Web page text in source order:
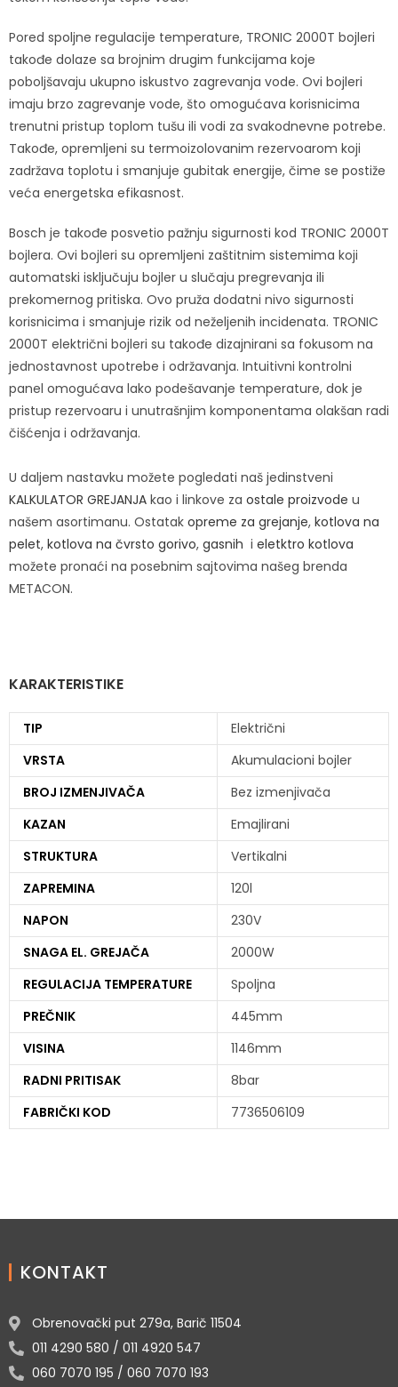
Pored spoljne regulacije temperature, TRONIC 2000T bojleri
takođe dolaze sa brojnim drugim funkcijama koje
poboljšavaju ukupno iskustvo zagrevanja vode. Ovi bojleri
imaju brzo zagrevanje vode, što omogućava korisnicima
trenutni pristup toplom tušu ili vodi za svakodnevne potrebe.
Takođe, opremljeni su termoizolovanim rezervoarom koji
zadržava toplotu i smanjuje gubitak energije, čime se postiže
veća energetska efikasnost.
Bosch je takođe posvetio pažnju sigurnosti kod TRONIC 2000T
bojlera. Ovi bojleri su opremljeni zaštitnim sistemima koji
automatski isključuju bojler u slučaju pregrevanja ili
prekomernog pritiska. Ovo pruža dodatni nivo sigurnosti
korisnicima i smanjuje rizik od neželjenih incidenata. TRONIC
2000T električni bojleri su takođe dizajnirani sa fokusom na
jednostavnost upotrebe i održavanja. Intuitivni kontrolni
panel omogućava lako podešavanje temperature, dok je
pristup rezervoaru i unutrašnjim komponentama olakšan radi
čišćenja i održavanja.
U daljem nastavku možete pogledati naš jedinstveni
KALKULATOR GREJANJA kao i linkove za ostale proizvode u
našem asortimanu. Ostatak opreme za grejanje, kotlova na
pelet, kotlova na čvrsto gorivo, gasnih i eletktro kotlova
možete pronaći na posebnim sajtovima našeg brenda
METACON.
KARAKTERISTIKE
TIP
Električni
VRSTA
Akumulacioni bojler
BROJ IZMENJIVAČA
Bez izmenjivača
KAZAN
Emajlirani
STRUKTURA
Vertikalni
ZAPREMINA
120l
NAPON
230V
SNAGA EL. GREJAČA
2000W
REGULACIJA TEMPERATURE
Spoljna
PREČNIK
445mm
VISINA
1146mm
RADNI PRITISAK
8bar
FABRIČKI KOD
7736506109
KONTAKT
Obrenovački put 279a, Barič 11504
011 4290 580 / 011 4920 547
060 7070 195 / 060 7070 193